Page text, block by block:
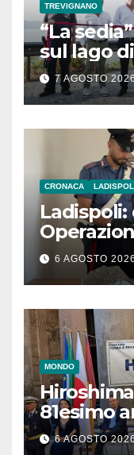
TREVIGNANO
“La
sul lago
7 AGOSTO 2026
CRONACA
Ladispoli:
6 AGOSTO 2026
MONDO
81esimo
monito
6 AGOSTO